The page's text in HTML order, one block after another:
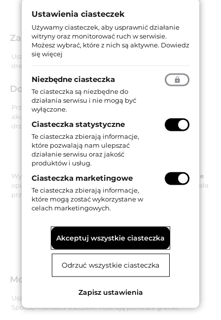
Zastosowanie
Uszczelka jest dedykowana do zastosowania w drzwiach
drewnianych oraz w drzwiach przeciwwłamaniowych.
Dokumenty techniczne
Przeprowadzone badanie potwierdziło izolacyjność
akustyczną uszczelki
przy zachowaniu szczeliny
drzwiowej wynoszącej 14 mm.
Wyniki testów potwierdza raport z badań
04 02 23.Z1 + Z11e
opublikowany przez instytut ift Rosenheim. Uszczelka została
przebadana na 200 000 cykli pracy.
Montaż
Uszczelka jest montowana na wkręty od dołu skrzydła.
Sposób montażu uszczelki ilustrują poniższe grafiki.
Ustawienia ciasteczek
Używamy ciasteczek, aby usprawnić działanie
witryny oraz monitorować ruch w serwisie.
Możesz wybrać, które z nich są aktywne. Dowiedz
się więcej
Niezbędne ciasteczka
Te ciasteczka są niezbędne do
działania serwisu i nie mogą być
wyłączone.
Ciasteczka statystyczne
Te ciasteczka zbierają informacje,
które pozwalają nam ulepszać
działanie serwisu oraz jakość
produktów i usług.
Ciasteczka marketingowe
Te ciasteczka zbierają informacje,
które mogą zostać wykorzystane w
celach marketingowych.
Akceptuj wszystkie ciasteczka
Odrzuć wszystkie ciasteczka
Zapisz ustawienia